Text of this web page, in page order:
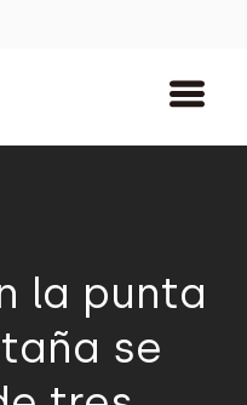
la punta
se